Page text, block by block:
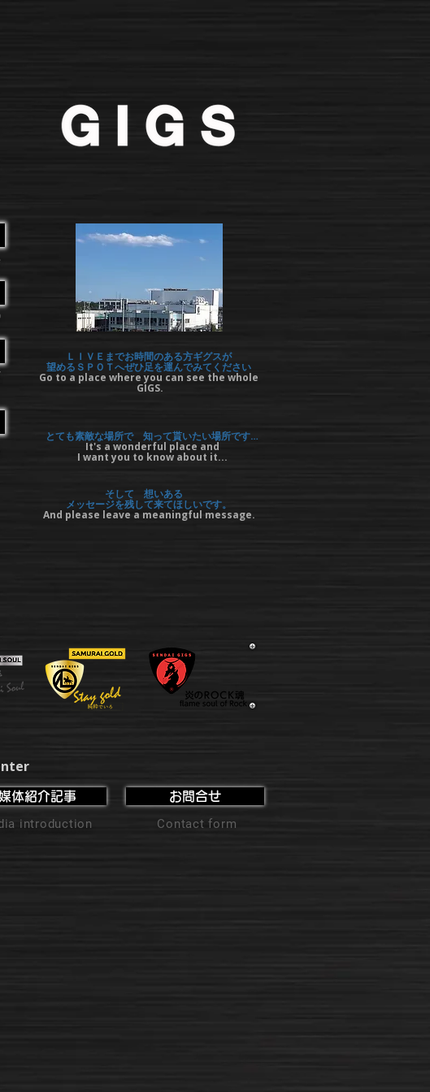
ＬＩＶＥまでお時間のある方ギグスが
望めるＳＰＯＴへぜひ足を運んでみてください
Go to a place where you can see the whole
GIGS.
とても素敵な場所で 知って貰いたい場所です…
It's a wonderful place and
I want you to know about it...
そして 想いある
メッセージを残して来てほしいです。
And please leave a meaningful message.
媒体紹介記事
introduction
お問合せ
Contact form